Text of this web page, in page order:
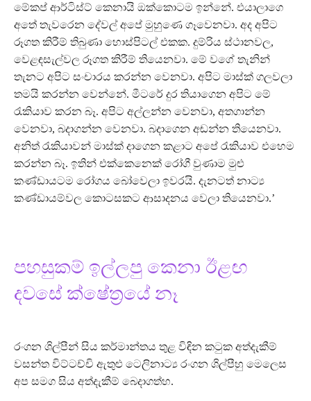
මේකප් ආර්ටිස්ට් කෙනායි ඔක්කොටම ඉන්නේ. එයාලාගෙ
අතේ තැවරෙන දේවල් අපේ මුහුණෙ ගෑවෙනවා. අද අපිට
රූගත කිරීම් තිබුණා හොස්පිටල් එකක. දුම්රිය ස්ථානවල,
වෙළඳසැල්වල රූගත කිරීම් තියෙනවා. මේ වගේ තැනින්
තැනට අපිට සංචාරය කරන්න වෙනවා. අපිට මාස්ක් ගලවලා
තමයි කරන්න වෙන්නේ. මීටරේ දුර තියාගෙන අපිට මේ
රැකියාව කරන බෑ. අපිට අල්ලන්න වෙනවා, අතගාන්න
වෙනවා, බදාගන්න වෙනවා. බදාගෙන අඬන්න තියෙනවා.
අනිත් රැකියාවන් මාස්ක් දාගෙන කළාට අපේ රැකියාව එහෙම
කරන්න බෑ. ඉතින් එක්කෙනෙක් රෝගී වුණාම මුළු
කණ්ඩායටම රෝගය බෝවෙලා ඉවරයි. දැනටත් නාට්‍ය
කණ්ඩායම්වල කොටසකට ආසාදනය වෙලා තියෙනවා.’
පහසුකම් ඉල්ලපු කෙනා ඊළඟ
දවසේ ක්ෂේත්‍රයේ නෑ
රංගන ශිල්පීන් සිය කර්මාන්තය තුළ විඳින කටුක අත්දැකීම්
වසන්ත විට්ටච්චි ඇතුළු ටෙලිනාට්‍ය රංගන ශිල්පීහු මෙලෙස
අප සමග සිය අත්දැකීම් බෙදාගත්හ.